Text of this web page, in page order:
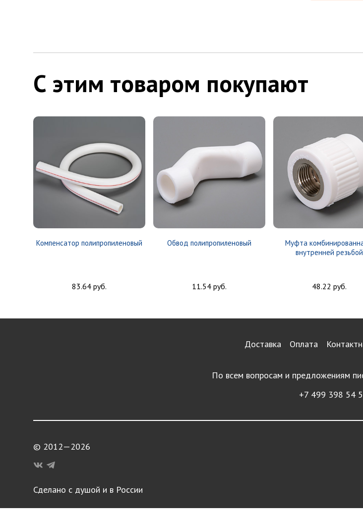
С этим товаром покупают
Компенсатор полипропиленовый
83.64 руб.
Обвод полипропиленовый
11.54 руб.
Муфта
внутренней резьбой
48.22 руб.
Доставка Оплата
По всем вопросам и предложениям
+7 499 398 54
© 2012—2026
Сделано с душой и в России